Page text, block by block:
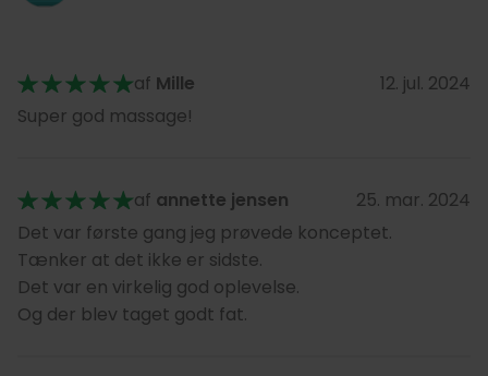
af Mille
12. jul. 2024
Super god massage!
af annette jensen
25. mar. 2024
Det var første gang jeg prøvede konceptet.
Tænker at det ikke er sidste.
Det var en virkelig god oplevelse.
Og der blev taget godt fat.